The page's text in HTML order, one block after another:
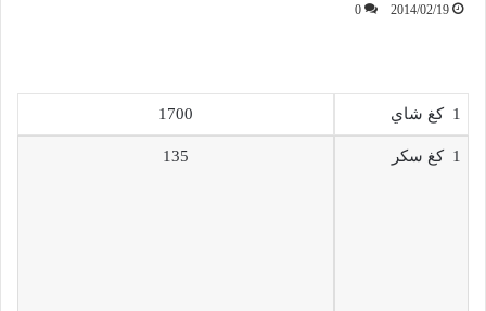
2014/02/19
0
1 كغ شاي 1700
1 كغ سكر 135